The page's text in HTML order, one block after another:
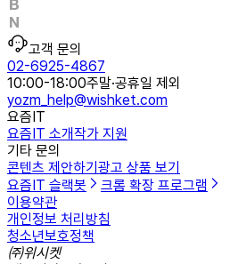
고객 문의
02-6925-4867
10:00-18:00주말·공휴일 제외
yozm_help@wishket.com
요즘IT
요즘IT 소개작가 지원
기타 문의
콘텐츠 제안하기 광고 상품 보기
요즘IT 슬랙봇
크롬 확장 프로그램
이용약관
개인정보 처리방침
청소년보호정책
㈜위시켓